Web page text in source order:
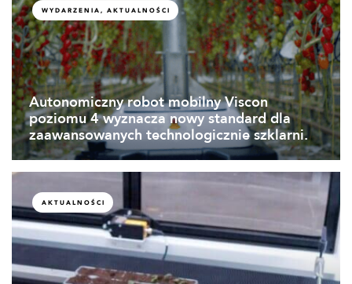
WYDARZENIA, AKTUALNOŚCI
Autonomiczny robot mobilny Viscon
poziomu 4 wyznacza nowy standard dla
zaawansowanych technologicznie szklarni.
AKTUALNOŚCI